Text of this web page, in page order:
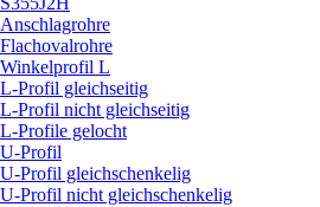
Anschlagrohre
Flachovalrohre
Winkelprofil L
L-Profil gleichseitig
L-Profil nicht gleichseitig
L-Profile gelocht
U-Profil
U-Profil gleichschenkelig
U-Profil nicht gleichschenkelig